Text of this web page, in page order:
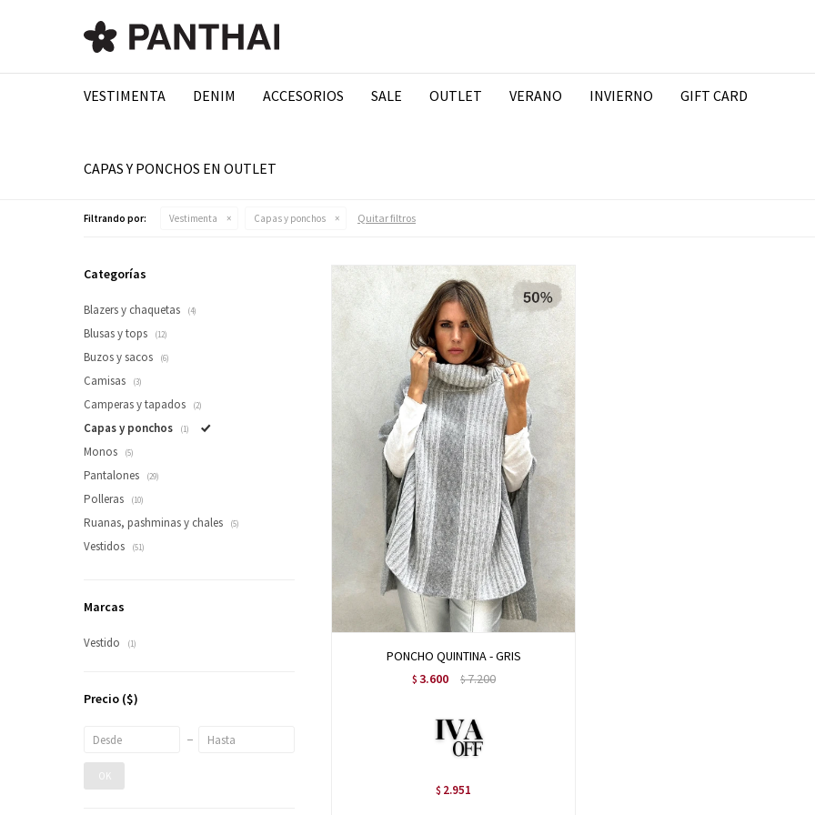
VESTIMENTA DENIM ACCESORIOS SALE OUTLET VERANO INVIERNO GIFT CARD
CAPAS Y PONCHOS EN OUTLET
Filtrando por: Vestimenta Capas y ponchos Quitar filtros
PONCHO QUINTINA - GRIS
$ 3.600 $7.200
$ 2.951
Categorías
Blazers y chaquetas (4)
Blusas y tops (12)
Buzos y sacos (6)
Camisas (3)
Camperas y tapados (2)
Capas y ponchos (1)
Monos (5)
Pantalones (29)
Polleras (10)
Ruanas, pashminas y chales (5)
Vestidos (51)
Marcas
Vestido (1)
Precio ($)
OK